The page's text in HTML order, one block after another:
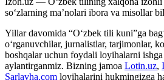
so‘zlarning ma’nolari ibora va misollar
Yillar davomida “O‘zbek tili kuni”ga
o‘rganuvchilar, jurnalistlar, tarjimonlar,
boshqalar uchun foydali loyihalarni ishga
aylantirganmiz. Bizning jamoa Lotin.uz,
Sarlavha.com loyihalarini hukmingizga